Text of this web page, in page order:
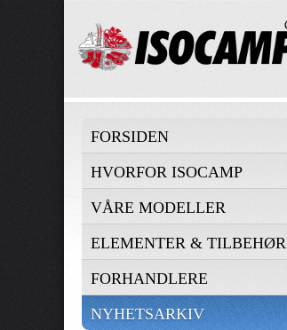
FORSIDEN
HVORFOR ISOCAMP
VÅRE MODELLER
ELEMENTER & TILBEHØR
FORHANDLERE
NYHETSARKIV